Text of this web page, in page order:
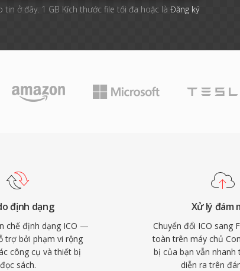
tin ở đây. 1 GB Kích thước file tối đa hoặc là Đăng ký
định dạng
chế định dạng ICO —
trợ bởi phạm vi rộng
công cụ và thiết bị
đọc sách.
Xử lý đám
Chuyển đổi ICO sang
toàn trên máy chủ
bị của bạn vẫn nhanh
diễn ra trên